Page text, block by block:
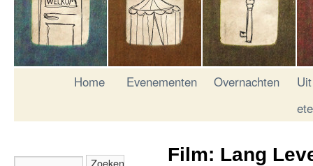
Home Evenementen Overnachten
Uit
Film: Lang